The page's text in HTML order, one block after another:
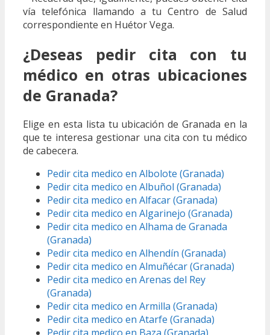
vía telefónica llamando a tu Centro de Salud
correspondiente en Huétor Vega.
¿Deseas pedir cita con tu
médico en otras ubicaciones
de Granada?
Elige en esta lista tu ubicación de Granada en la
que te interesa gestionar una cita con tu médico
de cabecera.
Pedir cita medico en Albolote (Granada)
Pedir cita medico en Albuñol (Granada)
Pedir cita medico en Alfacar (Granada)
Pedir cita medico en Algarinejo (Granada)
Pedir cita medico en Alhama de Granada
(Granada)
Pedir cita medico en Alhendín (Granada)
Pedir cita medico en Almuñécar (Granada)
Pedir cita medico en Arenas del Rey
(Granada)
Pedir cita medico en Armilla (Granada)
Pedir cita medico en Atarfe (Granada)